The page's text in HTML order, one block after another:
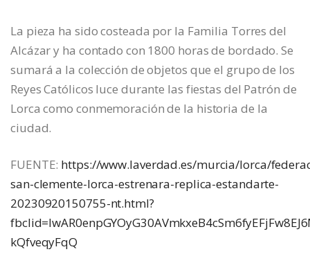
La pieza ha sido costeada por la Familia Torres del
Alcázar y ha contado con 1800 horas de bordado. Se
sumará a la colección de objetos que el grupo de los
Reyes Católicos luce durante las fiestas del Patrón de
Lorca como conmemoración de la historia de la
ciudad.
FUENTE: https://www.laverdad.es/murcia/lorca/
san-clemente-lorca-estrenara-replica-estandarte-
20230920150755-nt.html?
kQfveqyFqQ